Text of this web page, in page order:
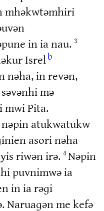
mhəkwtəmhiri
in ia nau. 3
Isrelb
nəha, in revən,
mə
mwi Pita.
atukwatukw
asori nəha
riwən irə. 4 Nəpɨn
puvnimwə ia
in ia rəɡi
Naruaɡən me kefə